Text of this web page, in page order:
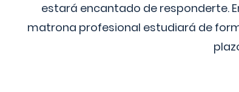
estará encantado de responderte.
matrona profesional estudiará de